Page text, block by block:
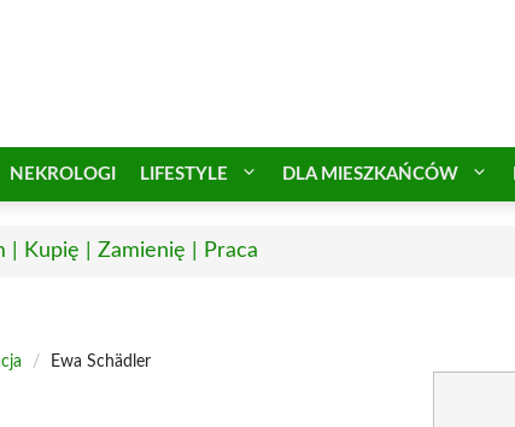
NEKROLOGI LIFESTYLE DLA MIESZKAŃCÓW
| Kupię | Zamienię | Praca
/ Ewa Schädler